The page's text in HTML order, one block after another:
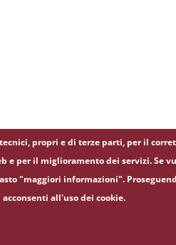
propri e di terze parti, per il
e per il miglioramento dei servizi. Se
"maggiori informazioni".
all'uso dei cookie.